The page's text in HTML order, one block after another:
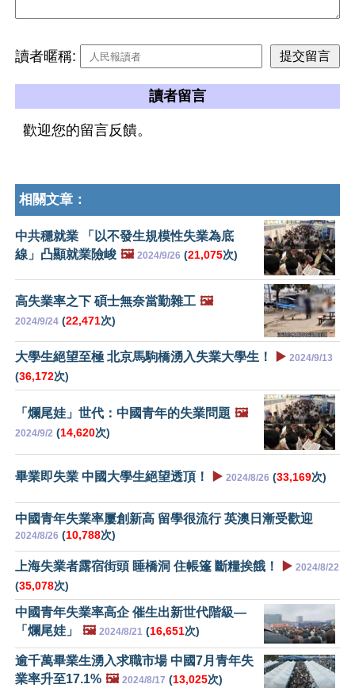
讀者暱稱:
讀者留言
歡迎您的留言反饋。
相關文章：
中共穩就業 「以不發生規模性失業為底
線」凸顯就業險峻 🖼️ 2024/9/26 (21,075次)
高失業率之下 碩士無奈當勤雜工 🖼️
2024/9/24 (22,471次)
大學生絕望至極 北京馬駒橋湧入失業大學生！ ▶️ 2024/9/13
(36,172次)
「爛尾娃」世代：中國青年的失業問題 🖼️
2024/9/2 (14,620次)
畢業即失業 中國大學生絕望透頂！ ▶️ 2024/8/26 (33,169次)
中國青年失業率屢創新高 留學很流行 英澳日漸受歡迎
2024/8/26 (10,788次)
上海失業者露宿街頭 睡橋洞 住帳篷 斷糧挨餓！ ▶️ 2024/8/22
(35,078次)
中國青年失業率高企 催生出新世代階級—
「爛尾娃」
🖼️ 2024/8/21 (16,651次)
逾千萬畢業生湧入求職市場 中國7月青年失
業率升至17.1% 🖼️ 2024/8/17 (13,025次)